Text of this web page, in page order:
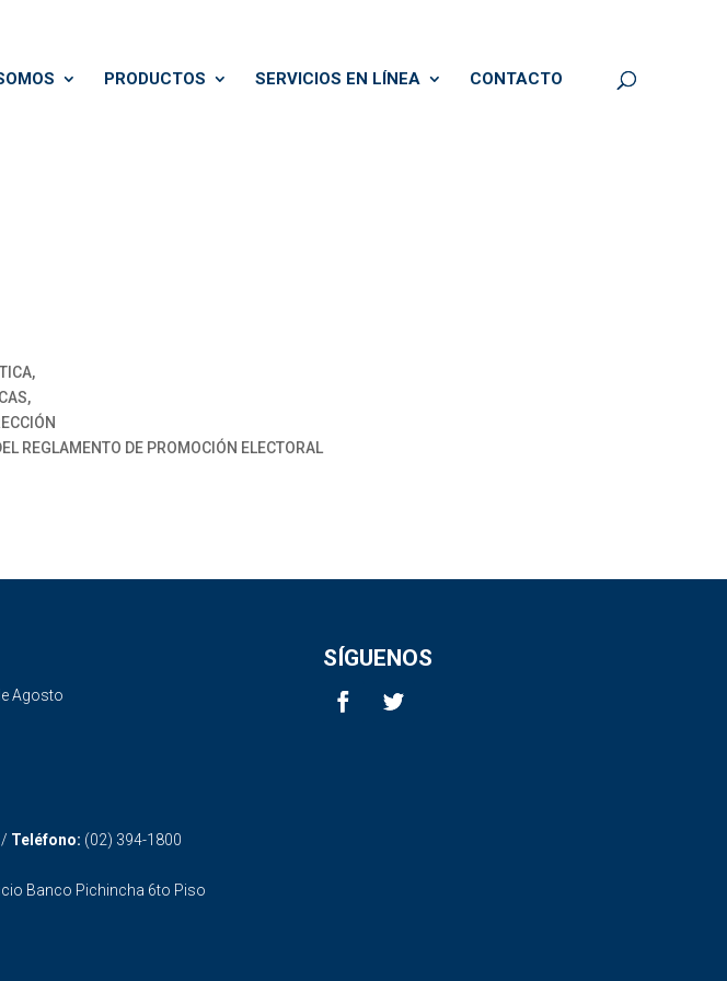
PRODUCTOS SERVICIOS EN LÍNEA CONTACTO
REGLAMENTO DE PROMOCIÓN ELECTORAL
Agosto
SÍGUENOS
Teléfono: (02) 394-1800
Banco Pichincha 6to Piso